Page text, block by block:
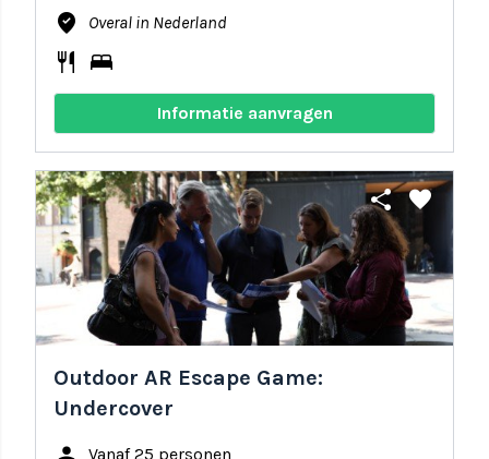
where_to_vote Overal in Nederland
restaurant bed
Informatie aanvragen
share favorite
Outdoor AR Escape Game:
Undercover
Vanaf 25 personen